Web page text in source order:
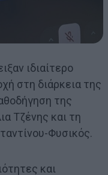
ιδιαίτερο
στη διάρκεια της
της
Τζένης και τη
Φυσικός.
και